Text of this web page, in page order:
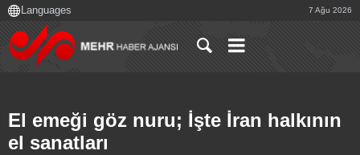
7 Ağu 2026
El emeği göz nuru; İşte İran halkının
el sanatları